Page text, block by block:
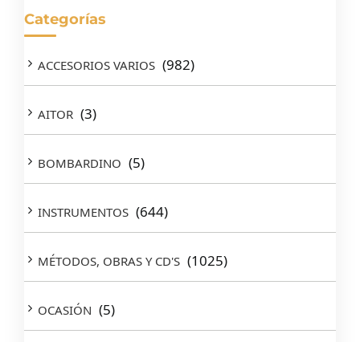
Categorías
ACCESORIOS VARIOS (982)
AITOR (3)
BOMBARDINO (5)
INSTRUMENTOS (644)
MÉTODOS, OBRAS Y CD'S (1025)
OCASIÓN (5)